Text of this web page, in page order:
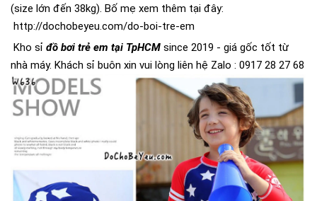
(size lớn đến 38kg). Bố mẹ xem thêm tại đây:
http://dochobeyeu.com/do-boi-tre-em
Kho sỉ đồ bơi trẻ em tại TpHCM since 2019 - giá gốc tốt từ
nhà máy. Khách sỉ buôn xin vui lòng liên hệ Zalo : 0917 28 27 68